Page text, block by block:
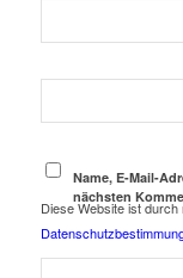
Name, E-Mail-
nächsten
Diese Website ist